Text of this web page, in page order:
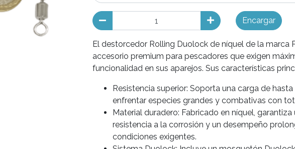
Encargar
El destorcedor Rolling Duolock de níquel de la marca
accesorio premium para pescadores que exigen
funcionalidad en sus aparejos. Sus características
Resistencia superior: Soporta una carga de
enfrentar especies grandes y combativas con
Material duradero: Fabricado en níquel, garantiza
resistencia a la corrosión y un desempeño
condiciones exigentes.